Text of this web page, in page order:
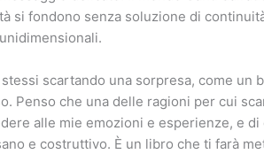
si fondono senza soluzione di
scartando una sorpresa, come un
Penso che una delle ragioni per cui
alle mie emozioni e esperienze, e
e costruttivo. È un libro che ti farà